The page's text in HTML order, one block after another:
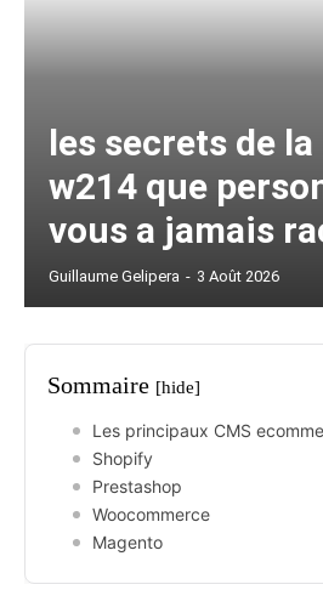
les secrets de
w214 que
vous a jamais
Guillaume Gelipera - 3 Août 2026
Sommaire [hide]
Les principaux CMS
Shopify
Prestashop
Woocommerce
Magento